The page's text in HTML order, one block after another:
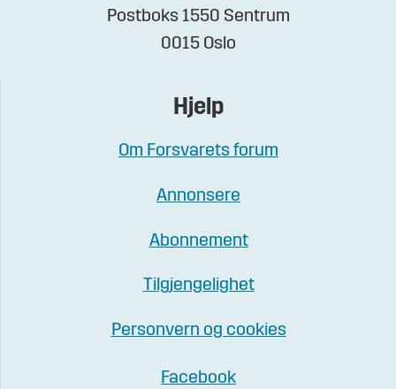
Postboks 1550 Sentrum
0015 Oslo
Hjelp
Om Forsvarets forum
Annonsere
Abonnement
Tilgjengelighet
Personvern og cookies
Facebook